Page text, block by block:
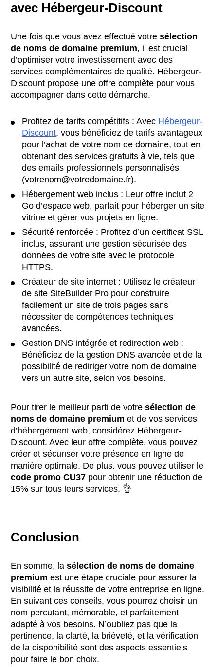
avec Hébergeur-Discount
Une fois que vous avez effectué votresélection
de noms de domaine premium, il est crucial
d’optimiser votre investissement avec des
services complémentaires de qualité. Hébergeur-
Discount propose une offre complète pour vous
accompagner dans cette démarche.
Profitez de tarifs compétitifs : Avec Hébergeur-
Discount, vous bénéficiez de tarifs avantageux
pour l’achat de votre nom de domaine, tout en
obtenant des services gratuits à vie, tels que
des emails professionnels personnalisés
(votrenom@votredomaine.fr).
Hébergement web inclus : Leur offre inclut 2
Go d’espace web, parfait pour héberger un site
vitrine et gérer vos projets en ligne.
Sécurité renforcée : Profitez d’un certificat SSL
inclus, assurant une gestion sécurisée des
données de votre site avec le protocole
HTTPS.
Créateur de site internet : Utilisez le créateur
de site SiteBuilder Pro pour construire
facilement un site de trois pages sans
nécessiter de compétences techniques
avancées.
Gestion DNS intégrée et redirection web :
Bénéficiez de la gestion DNS avancée et de la
possibilité de rediriger votre nom de domaine
vers un autre site, selon vos besoins.
Pour tirer le meilleur parti de votresélection de
noms de domaine premium et de vos services
d’hébergement web, considérez Hébergeur-
Discount. Avec leur offre complète, vous pouvez
créer et sécuriser votre présence en ligne de
manière optimale. De plus, vous pouvez utiliser le
code promo CU37 pour obtenir une réduction de
15% sur tous leurs services. 👌
Conclusion
En somme, lasélection de noms de domaine
premium est une étape cruciale pour assurer la
visibilité et la réussite de votre entreprise en ligne.
En suivant ces conseils, vous pourrez choisir un
nom percutant, mémorable, et parfaitement
adapté à vos besoins. N’oubliez pas que la
pertinence, la clarté, la brièveté, et la vérification
de la disponibilité sont des aspects essentiels
pour faire le bon choix.